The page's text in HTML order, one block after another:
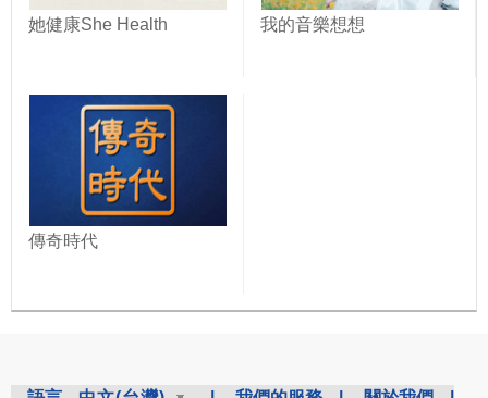
她健康She Health 我的音樂想想
傳奇時代